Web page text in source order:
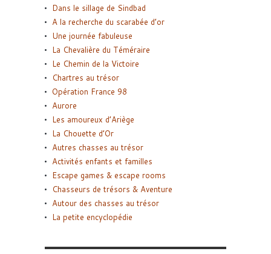
Dans le sillage de Sindbad
A la recherche du scarabée d’or
Une journée fabuleuse
La Chevalière du Téméraire
Le Chemin de la Victoire
Chartres au trésor
Opération France 98
Aurore
Les amoureux d’Ariège
La Chouette d’Or
Autres chasses au trésor
Activités enfants et familles
Escape games & escape rooms
Chasseurs de trésors & Aventure
Autour des chasses au trésor
La petite encyclopédie